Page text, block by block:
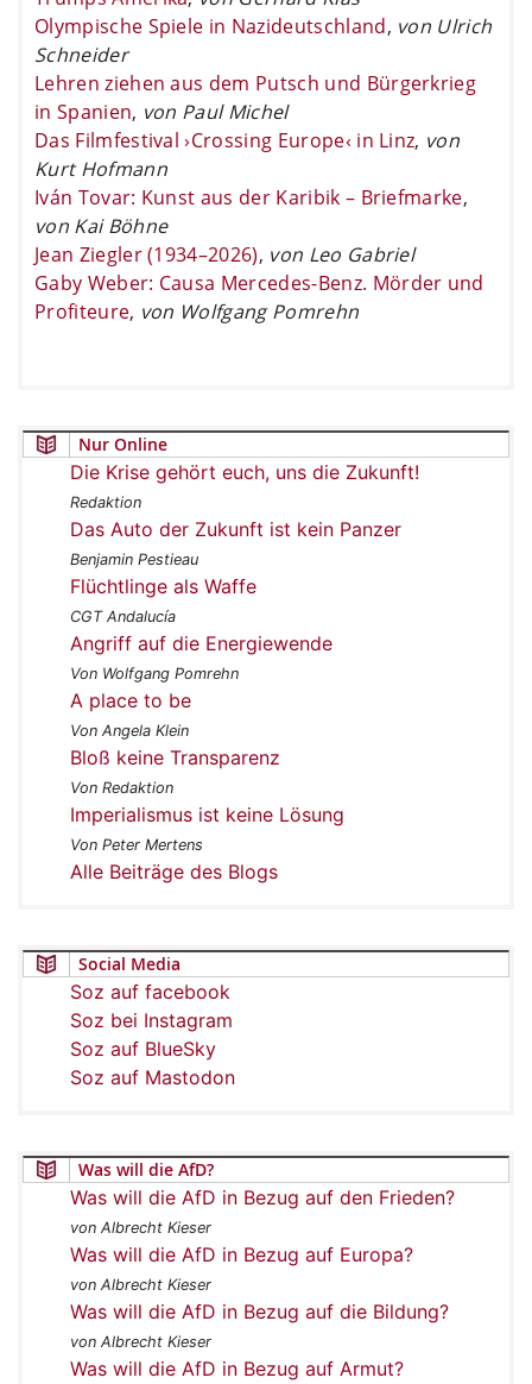
Olympische Spiele in Nazideutschland, von Ulrich
Schneider
Lehren ziehen aus dem Putsch und Bürgerkrieg
in Spanien, von Paul Michel
Das Filmfestival ›Crossing Europe‹ in Linz, von
Kurt Hofmann
Iván Tovar: Kunst aus der Karibik – Briefmarke,
von Kai Böhne
Jean Ziegler (1934–2026), von Leo Gabriel
Gaby Weber: Causa Mercedes-Benz. Mörder und
Profiteure, von Wolfgang Pomrehn
Nur Online
Die Krise gehört euch, uns die Zukunft!
Redaktion
Das Auto der Zukunft ist kein Panzer
Benjamin Pestieau
Flüchtlinge als Waffe
CGT Andalucía
Angriff auf die Energiewende
Von Wolfgang Pomrehn
A place to be
Von Angela Klein
Bloß keine Transparenz
Von Redaktion
Imperialismus ist keine Lösung
Von Peter Mertens
Alle Beiträge des Blogs
Social Media
Soz auf facebook
Soz bei Instagram
Soz auf BlueSky
Soz auf Mastodon
Was will die AfD?
Was will die AfD in Bezug auf den Frieden?
von Albrecht Kieser
Was will die AfD in Bezug auf Europa?
von Albrecht Kieser
Was will die AfD in Bezug auf die Bildung?
von Albrecht Kieser
Was will die AfD in Bezug auf Armut?